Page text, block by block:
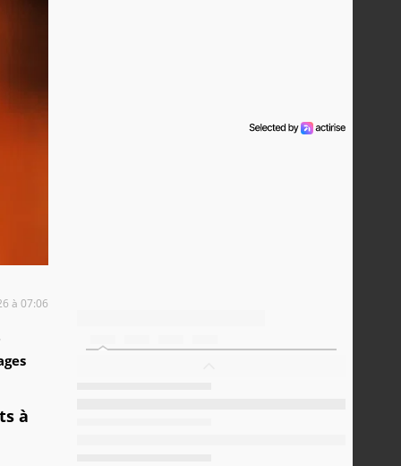
à 07:06
à